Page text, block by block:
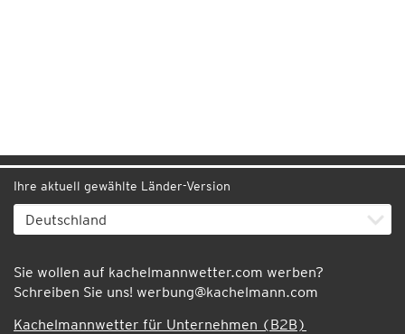
Ihre aktuell gewählte Länder-Version
Sie wollen auf kachelmannwetter.com werben?
Schreiben Sie uns! werbung@kachelmann.com
Kachelmannwetter für Unternehmen (B2B)